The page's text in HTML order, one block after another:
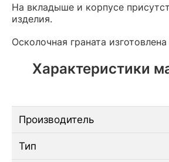
На вкладыше и корпусе
изделия.
Осколочная граната
Характеристики
Производитель
Тип